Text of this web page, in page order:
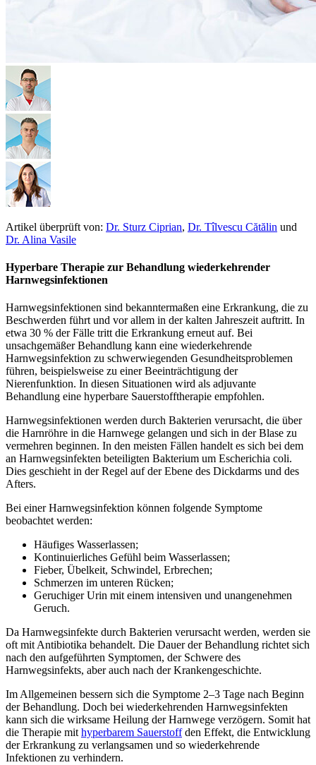
Artikel überprüft von: Dr. Sturz Ciprian, Dr. Tîlvescu Cătălin und
Dr. Alina Vasile
Hyperbare Therapie zur Behandlung wiederkehrender
Harnwegsinfektionen
Harnwegsinfektionen sind bekanntermaßen eine Erkrankung, die zu
Beschwerden führt und vor allem in der kalten Jahreszeit auftritt. In
etwa 30 % der Fälle tritt die Erkrankung erneut auf. Bei
unsachgemäßer Behandlung kann eine wiederkehrende
Harnwegsinfektion zu schwerwiegenden Gesundheitsproblemen
führen, beispielsweise zu einer Beeinträchtigung der
Nierenfunktion. In diesen Situationen wird als adjuvante
Behandlung eine hyperbare Sauerstofftherapie empfohlen.
Harnwegsinfektionen werden durch Bakterien verursacht, die über
die Harnröhre in die Harnwege gelangen und sich in der Blase zu
vermehren beginnen. In den meisten Fällen handelt es sich bei dem
an Harnwegsinfekten beteiligten Bakterium um Escherichia coli.
Dies geschieht in der Regel auf der Ebene des Dickdarms und des
Afters.
Bei einer Harnwegsinfektion können folgende Symptome
beobachtet werden:
Häufiges Wasserlassen;
Kontinuierliches Gefühl beim Wasserlassen;
Fieber, Übelkeit, Schwindel, Erbrechen;
Schmerzen im unteren Rücken;
Geruchiger Urin mit einem intensiven und unangenehmen
Geruch.
Da Harnwegsinfekte durch Bakterien verursacht werden, werden sie
oft mit Antibiotika behandelt. Die Dauer der Behandlung richtet sich
nach den aufgeführten Symptomen, der Schwere des
Harnwegsinfekts, aber auch nach der Krankengeschichte.
Im Allgemeinen bessern sich die Symptome 2–3 Tage nach Beginn
der Behandlung. Doch bei wiederkehrenden Harnwegsinfekten
kann sich die wirksame Heilung der Harnwege verzögern. Somit hat
die Therapie mithyperbarem Sauerstoffden Effekt, die Entwicklung
der Erkrankung zu verlangsamen und so wiederkehrende
Infektionen zu verhindern.